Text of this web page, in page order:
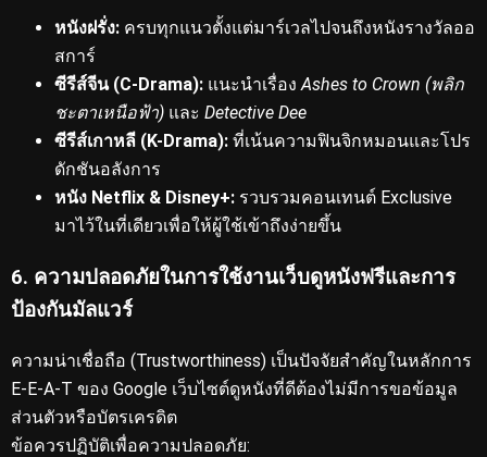
หนังฝรั่ง: ครบทุกแนวตั้งแต่มาร์เวลไปจนถึงหนังรางวัลออ
สการ์
ซีรีส์จีน (C-Drama): แนะนำเรื่องAshes to Crown (พลิก
ชะตาเหนือฟ้า) และ Detective Dee
ซีรีส์เกาหลี (K-Drama): ที่เน้นความฟินจิกหมอนและโปร
ดักชันอลังการ
หนัง Netflix & Disney+: รวบรวมคอนเทนต์ Exclusive
มาไว้ในที่เดียวเพื่อให้ผู้ใช้เข้าถึงง่ายขึ้น
6. ความปลอดภัยในการใช้งานเว็บดูหนังฟรีและการ
ป้องกันมัลแวร์
ความน่าเชื่อถือ (Trustworthiness) เป็นปัจจัยสำคัญในหลักการ
E-E-A-T ของ Google เว็บไซต์ดูหนังที่ดีต้องไม่มีการขอข้อมูล
ส่วนตัวหรือบัตรเครดิต
ข้อควรปฏิบัติเพื่อความปลอดภัย: